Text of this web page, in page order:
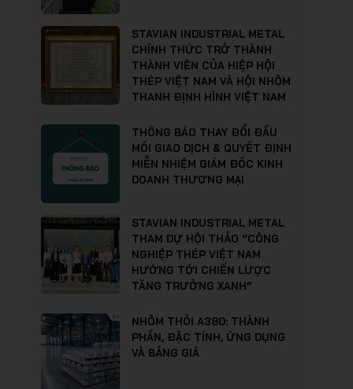
STAVIAN INDUSTRIAL METAL
CHÍNH THỨC TRỞ THÀNH
THÀNH VIÊN CỦA HIỆP HỘI
THÉP VIỆT NAM VÀ HỘI NHÔM
THANH ĐỊNH HÌNH VIỆT NAM
THÔNG BÁO THAY ĐỔI ĐẦU
MỐI GIAO DỊCH & QUYẾT ĐỊNH
MIỄN NHIỆM GIÁM ĐỐC KINH
DOANH THƯƠNG MẠI
STAVIAN INDUSTRIAL METAL
THAM DỰ HỘI THẢO “CÔNG
NGHIỆP THÉP VIỆT NAM
HƯỚNG TỚI CHIẾN LƯỢC
TĂNG TRƯỞNG XANH”
NHÔM THỎI A380: THÀNH
PHẦN, ĐẶC TÍNH, ỨNG DỤNG
VÀ BẢNG GIÁ